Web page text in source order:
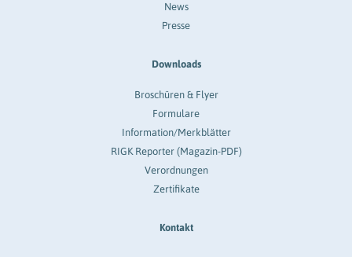
News
Presse
Downloads
Broschüren & Flyer
Formulare
Information/Merkblätter
RIGK Reporter (Magazin-PDF)
Verordnungen
Zertifikate
Kontakt